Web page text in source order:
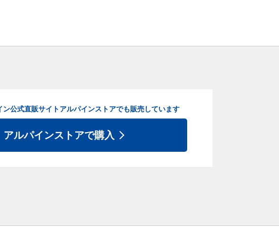
ン公式直販サイトアルパインストアでも販売しています
アルパインストアで購入